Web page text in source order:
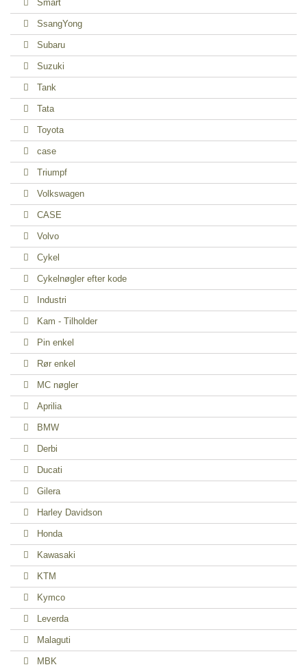
Smart
SsangYong
Subaru
Suzuki
Tank
Tata
Toyota
case
Triumpf
Volkswagen
CASE
Volvo
Cykel
Cykelnøgler efter kode
Industri
Kam - Tilholder
Pin enkel
Rør enkel
MC nøgler
Aprilia
BMW
Derbi
Ducati
Gilera
Harley Davidson
Honda
Kawasaki
KTM
Kymco
Leverda
Malaguti
MBK